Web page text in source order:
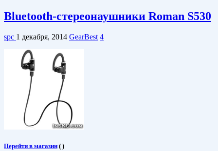
Bluetooth-стереонаушники Roman S530
spc 1 декабря, 2014 GearBest 4
Перейти в магазин ( )